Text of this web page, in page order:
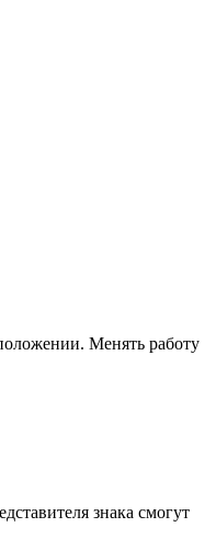
Менять работу
знака смогут